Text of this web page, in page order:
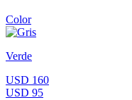
Color
Verde
USD 160
USD 95